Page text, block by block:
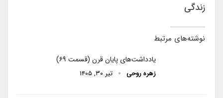
زندگی
نوشته‌های مرتبط
یادداشت‌های پایان قرن (قسمت ۶۹)
زهره روحی تیر ۳۰, ۱۴۰۵